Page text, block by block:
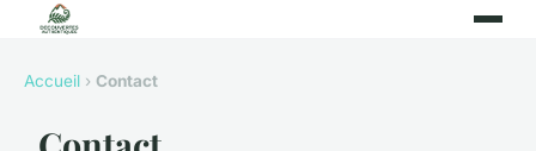
Accueil › Contact